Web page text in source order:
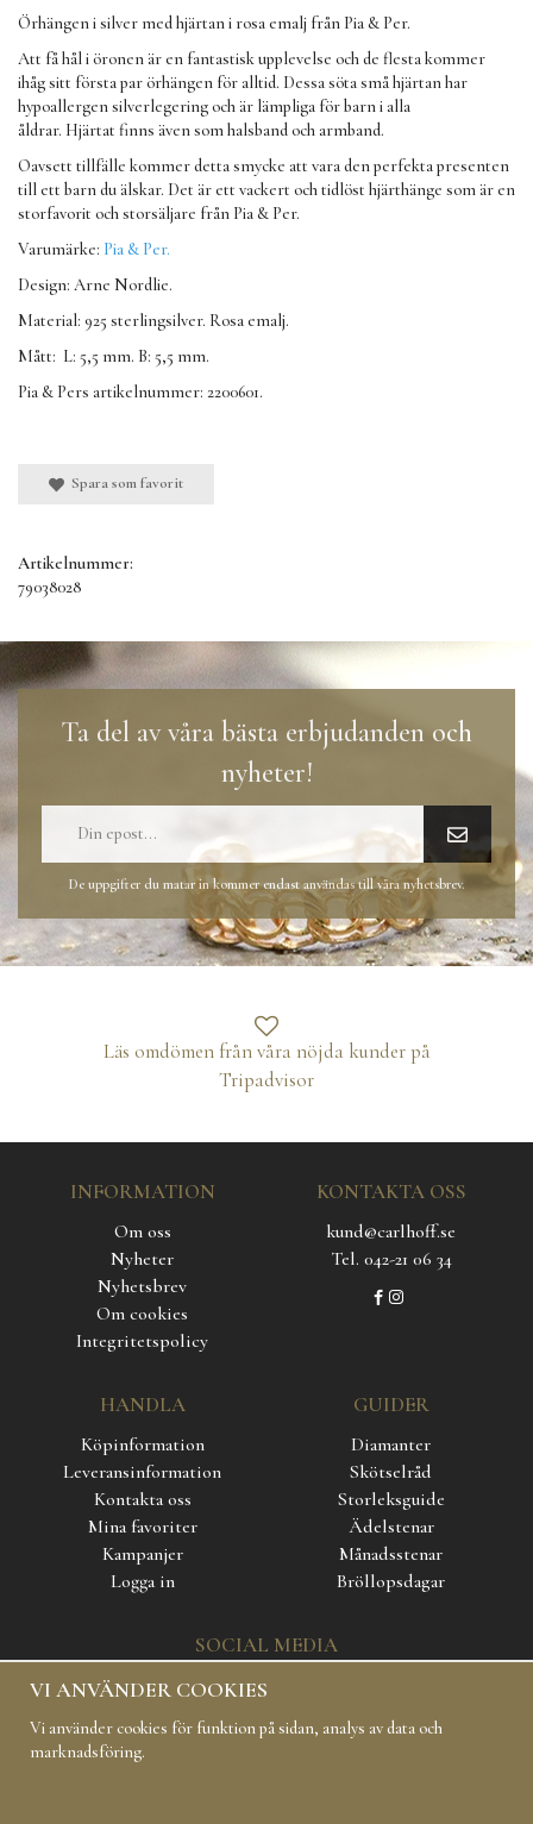
Örhängen i silver med hjärtan i rosa emalj från Pia & Per.
Att få hål i öronen är en fantastisk upplevelse och de flesta kommer
ihåg sitt första par örhängen för alltid. Dessa söta små hjärtan har
hypoallergen silverlegering och är lämpliga för barn i alla
åldrar. Hjärtat finns även som halsband och armband.
Oavsett tillfälle kommer detta smycke att vara den perfekta presenten
till ett barn du älskar. Det är ett vackert och tidlöst hjärthänge som är en
storfavorit och storsäljare från Pia & Per.
Varumärke: Pia & Per.
Design: Arne Nordlie.
Material: 925 sterlingsilver. Rosa emalj.
Mått: L: 5,5 mm. B: 5,5 mm.
Pia & Pers artikelnummer: 2200601.
Spara som favorit
Artikelnummer:
79038028
Ta del av våra bästa erbjudanden och
nyheter!
De uppgifter du matar in kommer endast användas till våra nyhetsbrev.
Läs omdömen från våra nöjda kunder på
Tripadvisor
INFORMATION
Om oss
Nyheter
Nyhetsbrev
Om cookies
Integritetspolicy
KONTAKTA OSS
kund@carlhoff.se
Tel. 042-21 06 34
HANDLA
Köpinformation
Leveransinformation
Kontakta oss
Mina favoriter
Kampanjer
Logga in
GUIDER
Diamanter
Skötselråd
Storleksguide
Ädelstenar
Månadsstenar
Bröllopsdagar
SOCIAL MEDIA
VI ANVÄNDER COOKIES
Vi använder cookies för funktion på sidan, analys av data och
marknadsföring.